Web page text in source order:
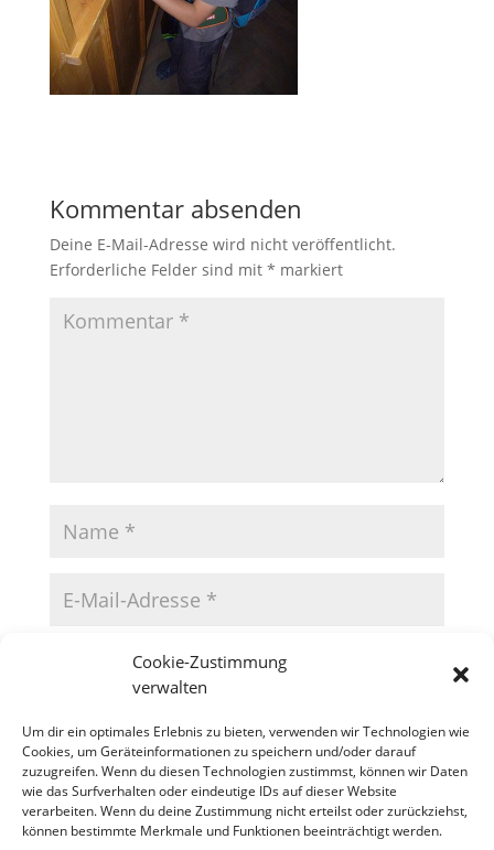
Cookie-Zustimmung
verwalten
Um dir ein optimales Erlebnis zu bieten, verwenden wir Technologien wie
Cookies, um Geräteinformationen zu speichern und/oder darauf
zuzugreifen. Wenn du diesen Technologien zustimmst, können wir Daten
wie das Surfverhalten oder eindeutige IDs auf dieser Website
verarbeiten. Wenn du deine Zustimmung nicht erteilst oder zurückziehst,
können bestimmte Merkmale und Funktionen beeinträchtigt werden.
Kommentar absenden
Deine E-Mail-Adresse wird nicht veröffentlicht.
Erforderliche Felder sind mit * markiert